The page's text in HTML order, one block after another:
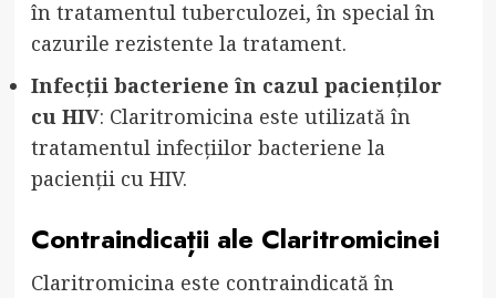
în tratamentul tuberculozei, în special în
cazurile rezistente la tratament.
Infecții bacteriene în cazul pacienților
cu HIV: Claritromicina este utilizată în
tratamentul infecțiilor bacteriene la
pacienții cu HIV.
Contraindicații ale Claritromicinei
Claritromicina este contraindicată în